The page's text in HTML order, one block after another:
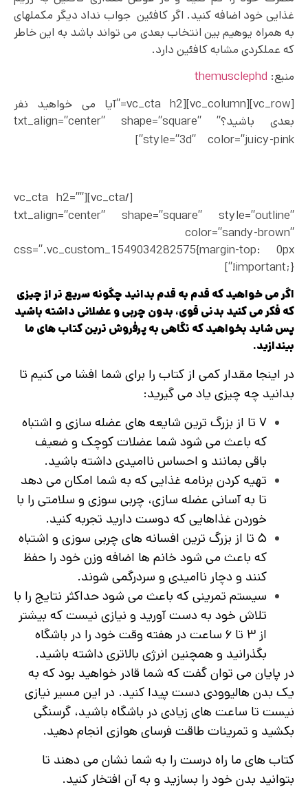
غذایی خود اضافه کنید. اگر کافئین جواب نداد دیگر مکملهای
به همراه یوهیم بین انتخاب بعدی می تواند باشد به این خاطر
که عملکردی مشابه کافئین دارد.
منبع: themusclephd
[vc_row][vc_column][vc_cta h2=”آیا می خواهید نفر
بعدی باشید؟” txt_align=”center” shape=”square”
style=”3d” color=”juicy-pink”]
[/vc_cta][vc_cta h2=””
txt_align=”center” shape=”square” style=”outline”
color=”sandy-brown”
css=”.vc_custom_1549034282575{margin-top: 0px
!important;}”]
اگر می خواهید که قدم به قدم بدانید چگونه سریع تر از چیزی
که فکر می کنید بدنی قوی، بدون چربی و عضلانی داشته باشید
پس شاید بخواهید که نگاهی به پرفروش‌ ترین کتاب‌ های ما
بیندازید.
در اینجا مقدار کمی از کتاب را برای شما افشا می‌ کنیم تا
بدانید چه چیزی یاد می گیرید:
۷ تا از بزرگ ترین شایعه های عضله سازی و اشتباه
که باعث می شود شما عضلات کوچک و ضعیف
باقی بمانند و احساس ناامیدی داشته باشید.
تهیه کردن برنامه غذایی که به شما امکان می‌ دهد
تا به آسانی عضله سازی، چربی سوزی و سلامتی را با
خوردن غذاهایی که دوست دارید تجربه کنید.
۵ تا از بزرگ ترین افسانه های چربی سوزی و اشتباه
که باعث می شود خانم ها اضافه وزن خود را حفظ
کنند و دچار ناامیدی و سردرگمی شوند.
سیستم تمرینی که باعث می شود حداکثر نتایج را با
تلاش خود به دست آورید و نیازی نیست که بیشتر
از ۳ تا ۶ ساعت در هفته وقت خود را در باشگاه
بگذرانید و همچنین انرژی بالاتری داشته باشید.
در پایان می توان گفت که شما قادر خواهید بود که به
یک بدن هالیوودی دست پیدا کنید. در این مسیر نیازی
نیست تا ساعت های زیادی در باشگاه باشید، گرسنگی
بکشید و تمرینات طاقت فرسای هوازی انجام دهید.
کتاب های ما راه درست را به شما نشان می دهند تا
بتوانید بدن خود را بسازید و به آن افتخار کنید.